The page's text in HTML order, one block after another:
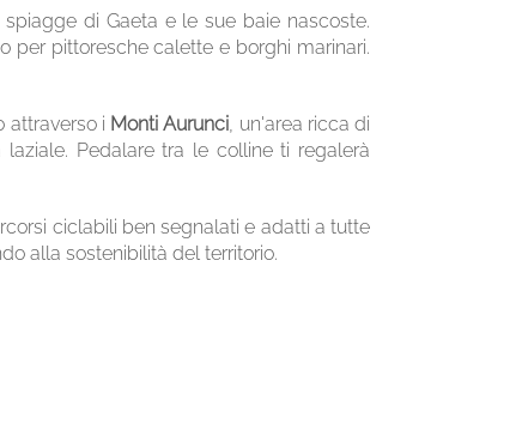
di Gaeta e le sue baie nascoste.
per pittoresche calette e borghi marinari.
attraverso i Monti Aurunci, un'area ricca di
Pedalare tra le colline ti regalerà
ciclabili ben segnalati e adatti a tutte
alla sostenibilità del territorio.